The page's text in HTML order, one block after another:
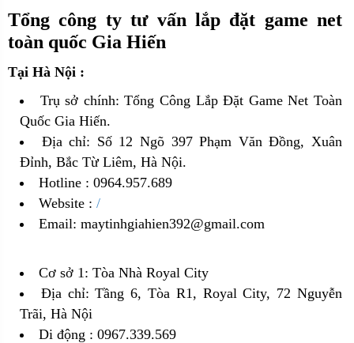
Tổng công ty tư vấn lắp đặt game net
toàn quốc Gia Hiến
Tại Hà Nội :
Trụ sở chính: Tổng Công Lắp Đặt Game Net Toàn
Quốc Gia Hiến.
Địa chỉ: Số 12 Ngõ 397 Phạm Văn Đồng, Xuân
Đỉnh, Bắc Từ Liêm, Hà Nội.
Hotline : 0964.957.689
Website : /
Email: maytinhgiahien392@gmail.com
Cơ sở 1: Tòa Nhà Royal City
Địa chỉ: Tầng 6, Tòa R1, Royal City, 72 Nguyễn
Trãi, Hà Nội
Di động : 0967.339.569